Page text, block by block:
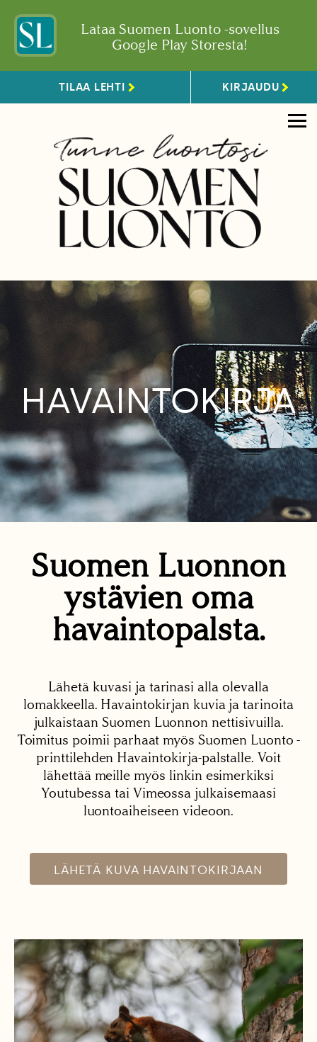
Lataa Suomen Luonto -sovellus
Google Play Storesta!
TILAA LEHTI KIRJAUDU
HAVAINTOKIRJA
Suomen Luonnon
ystävien oma
havaintopalsta.
Lähetä kuvasi ja tarinasi alla olevalla
lomakkeella. Havaintokirjan kuvia ja tarinoita
julkaistaan Suomen Luonnon nettisivuilla.
Toimitus poimii parhaat myös Suomen Luonto -
printtilehden Havaintokirja-palstalle. Voit
lähettää meille myös linkin esimerkiksi
Youtubessa tai Vimeossa julkaisemaasi
luontoaiheiseen videoon.
LÄHETÄ KUVA HAVAINTOKIRJAAN